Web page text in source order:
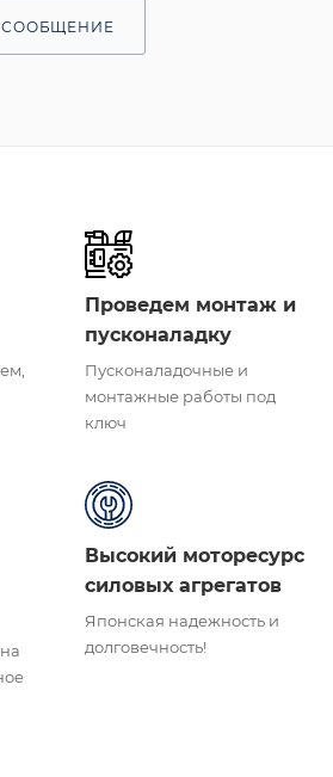
СООБЩЕНИЕ
Проведем монтаж и
пусконаладку
Пусконаладочные и
монтажные работы под
ключ
Высокий моторесурс
силовых агрегатов
Японская надежность и
долговечность!